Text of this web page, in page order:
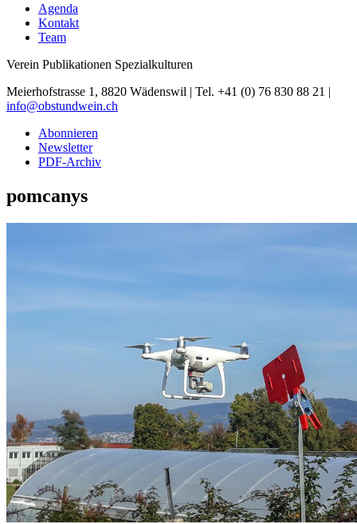
Agenda
Kontakt
Team
Verein Publikationen Spezialkulturen
Meierhofstrasse 1, 8820 Wädenswil | Tel. +41 (0) 76 830 88 21 |
info@obstundwein.ch
Abonnieren
Newsletter
PDF-Archiv
pomcanys